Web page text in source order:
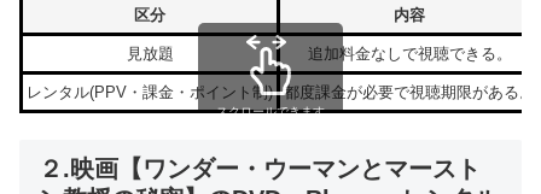
区分 内容
見放題 追加料金なしで視聴できる。
レンタル(PPV・課金・ポイント制) 都度課金が必要で視聴期限がある。
スクロールできます
２.映画【ワンダー・ウーマンとマースト